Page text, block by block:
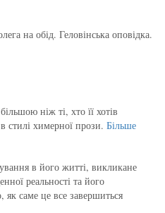
на обід. Геловінська оповідка.
ніж ті, хто її хотів
стилі химерної прози. Більше
в його житті, викликане
реальності та його
як саме це все завершиться